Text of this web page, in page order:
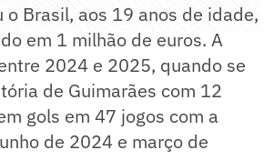
o Brasil, aos 19 anos de idade,
em 1 milhão de euros. A
2024 e 2025, quando se
de Guimarães com 12
gols em 47 jogos com a
de 2024 e março de